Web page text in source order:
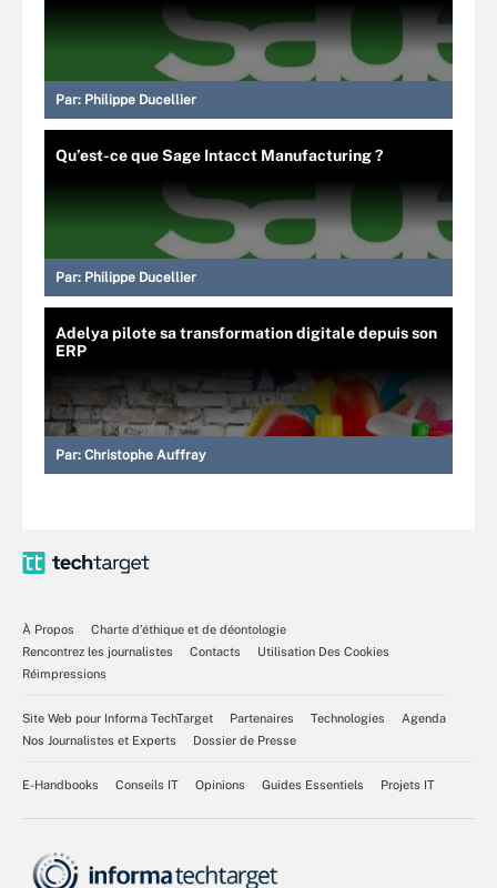
Par: Philippe Ducellier
Qu’est-ce que Sage Intacct Manufacturing ?
Par: Philippe Ducellier
Adelya pilote sa transformation digitale depuis son
ERP
Par: Christophe Auffray
À Propos
Charte d’éthique et de déontologie
Rencontrez les journalistes
Contacts
Utilisation Des Cookies
Réimpressions
Site Web pour Informa TechTarget Partenaires Technologies
Agenda
Nos Journalistes et Experts
Dossier de Presse
E-Handbooks Conseils IT Opinions Guides Essentiels Projets IT